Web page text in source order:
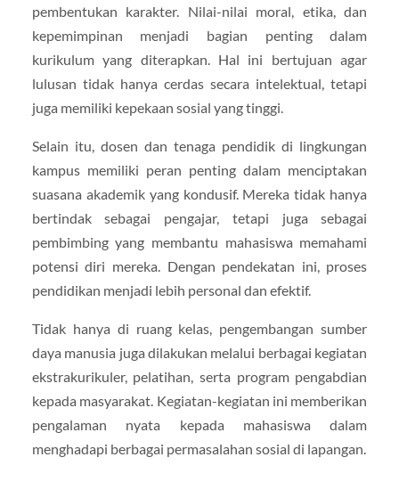
pembentukan karakter. Nilai-nilai moral, etika, dan
kepemimpinan menjadi bagian penting dalam
kurikulum yang diterapkan. Hal ini bertujuan agar
lulusan tidak hanya cerdas secara intelektual, tetapi
juga memiliki kepekaan sosial yang tinggi.
Selain itu, dosen dan tenaga pendidik di lingkungan
kampus memiliki peran penting dalam menciptakan
suasana akademik yang kondusif. Mereka tidak hanya
bertindak sebagai pengajar, tetapi juga sebagai
pembimbing yang membantu mahasiswa memahami
potensi diri mereka. Dengan pendekatan ini, proses
pendidikan menjadi lebih personal dan efektif.
Tidak hanya di ruang kelas, pengembangan sumber
daya manusia juga dilakukan melalui berbagai kegiatan
ekstrakurikuler, pelatihan, serta program pengabdian
kepada masyarakat. Kegiatan-kegiatan ini memberikan
pengalaman nyata kepada mahasiswa dalam
menghadapi berbagai permasalahan sosial di lapangan.